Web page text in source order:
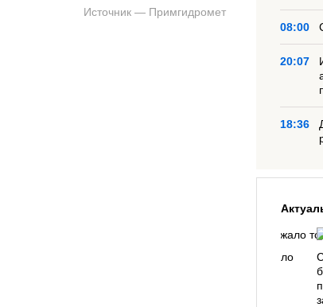
Источник — Примгидромет
08:00
20:07
18:36
На заправках Владивостока снова подорожало